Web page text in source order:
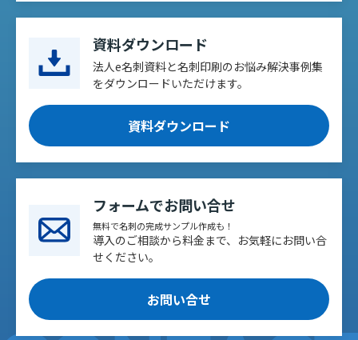
資料ダウンロード
法人e名刺資料と名刺印刷のお悩み解決事例集
をダウンロードいただけます。
資料ダウンロード
フォームでお問い合せ
無料で名刺の完成サンプル作成も！
導入のご相談から料金まで、お気軽にお問い合
せください。
お問い合せ